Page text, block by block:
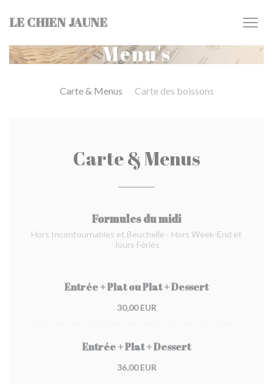
LE CHIEN JAUNE
Menu's
Carte & Menus Carte des boissons
Carte & Menus
Formules du midi
Hors Incontournables et Beuchelle - Hors Week-End et
Jours Fériés
Entrée + Plat ou Plat + Dessert
30,00 EUR
Entrée + Plat + Dessert
36,00 EUR